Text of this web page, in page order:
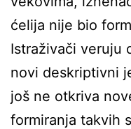
ćelija nije bio
Istraživači veruju
novi deskriptivni
još ne otkriva
formiranja takvih